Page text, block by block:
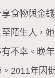
享食物與金
陌生人，
不幸。晚
2011年因